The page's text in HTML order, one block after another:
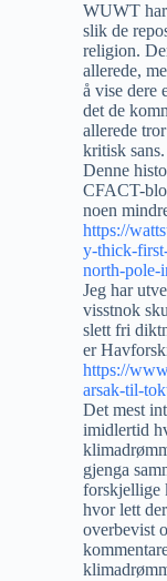
WUWT
slik de
religion.
allerede,
å vise dere
det de
allerede
kritisk sans.
Denne
CFACT-
noen
https://
y-thick-
north-
Jeg har
visstnok
slett fri
er
https://
arsak-til-
Det mest
imidlertid
gjenga
forskjellige
hvor lett
overbevist